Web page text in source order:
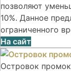
позволяют
10%. Данное
ограниченного
На сайт
Островок